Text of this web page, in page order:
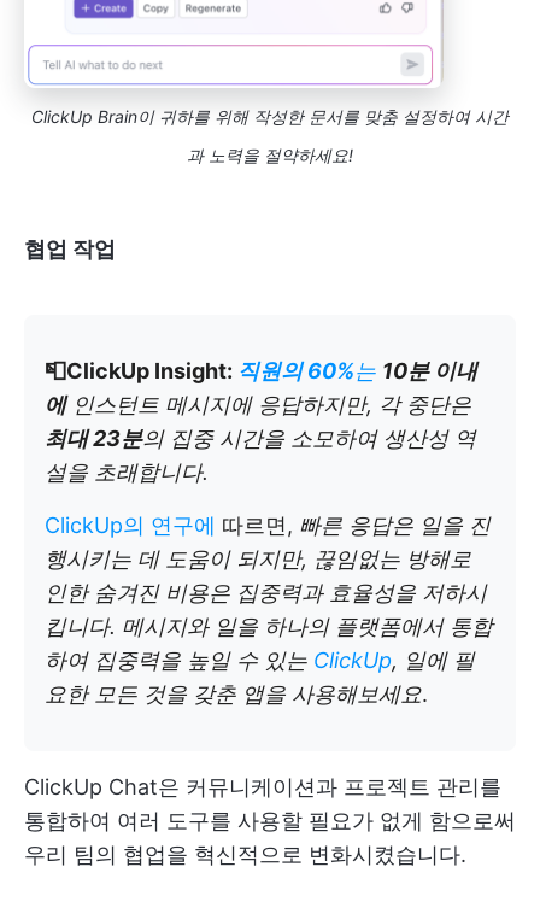
ClickUp Brain이 귀하를 위해 작성한 문서를 맞춤 설정하여 시간
과 노력을 절약하세요!
협업 작업
📮ClickUp Insight: 직원의 60%는 10분 이내
에인스턴트 메시지에 응답하지만, 각 중단은
최대 23분의 집중 시간을 소모하여 생산성 역
설을 초래합니다.
ClickUp의 연구에 따르면, 빠른 응답은 일을 진
행시키는 데 도움이 되지만, 끊임없는 방해로
인한 숨겨진 비용은 집중력과 효율성을 저하시
킵니다. 메시지와 일을 하나의 플랫폼에서 통합
하여 집중력을 높일 수 있는 ClickUp, 일에 필
요한 모든 것을 갖춘 앱을 사용해보세요.
ClickUp Chat은 커뮤니케이션과 프로젝트 관리를
통합하여 여러 도구를 사용할 필요가 없게 함으로써
우리 팀의 협업을 혁신적으로 변화시켰습니다.